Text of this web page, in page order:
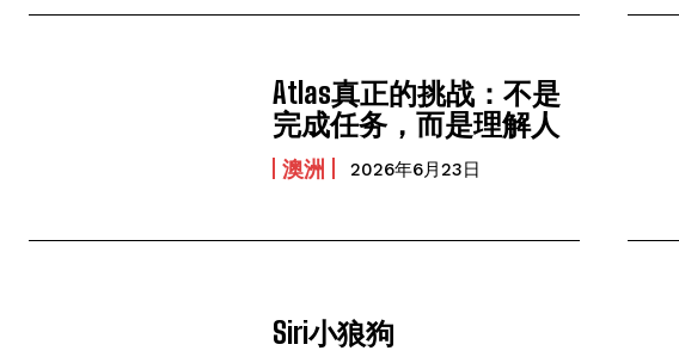
Atlas真正的挑战：不是
完成任务，而是理解人
澳洲 2026年6月23日
Siri小狼狗